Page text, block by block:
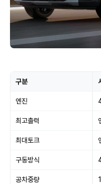
구분
엔진
최고출력
최대토크
구동방식
공차중량